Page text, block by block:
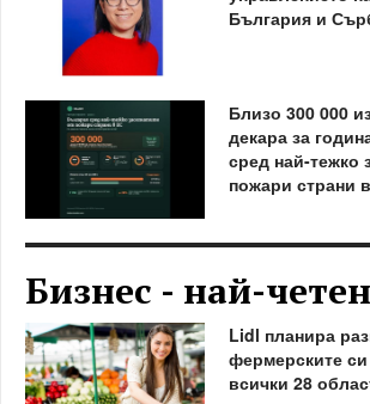
България и
Близо 300 000
декара за
сред най-тежко
пожари страни
Бизнес - най-
Lidl планира
фермерските
всички 28